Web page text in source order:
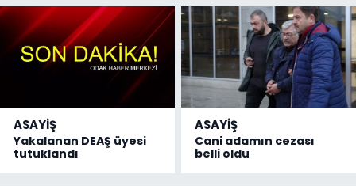
ASAYİŞ
Yakalanan DEAŞ üyesi
tutuklandı
ASAYİŞ
Cani adamın cezası
belli oldu